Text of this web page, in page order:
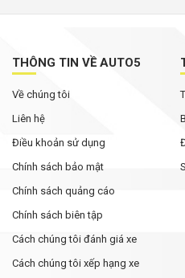
THÔNG TIN VỀ AUTO5
Về chúng tôi
Liên hệ
Điều khoản sử dụng
Chính sách bảo mật
Chính sách quảng cáo
Chính sách biên tập
Cách chúng tôi đánh giá xe
Cách chúng tôi xếp hạng xe